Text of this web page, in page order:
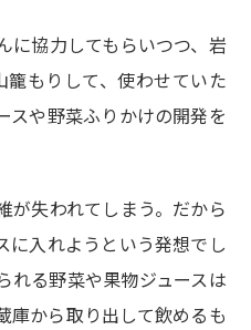
に協力してもらいつつ、岩
もりして、使わせていた
スや野菜ふりかけの開発を
が失われてしまう。だから
に入れようという発想でし
れる野菜や果物ジュースは
庫から取り出して飲めるも